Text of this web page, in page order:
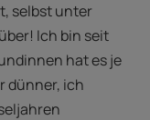
selbst unter
Ich bin seit
hat es je
dünner, ich